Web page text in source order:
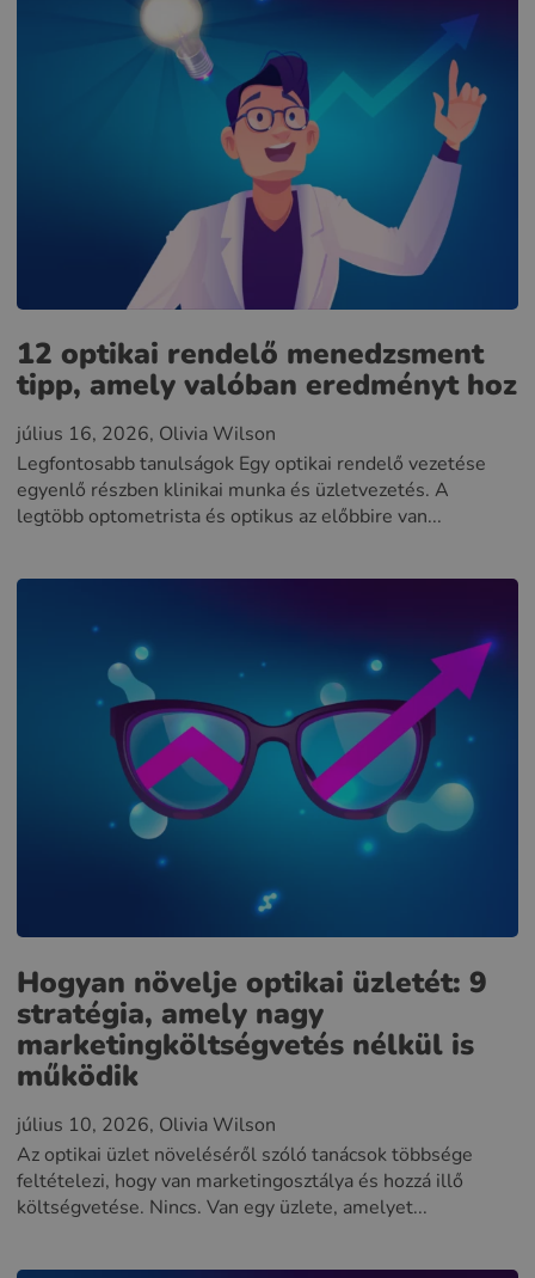
12 optikai rendelő menedzsment
tipp, amely valóban eredményt hoz
július 16, 2026, Olivia Wilson
Legfontosabb tanulságok Egy optikai rendelő vezetése
egyenlő részben klinikai munka és üzletvezetés. A
legtöbb optometrista és optikus az előbbire van...
Hogyan növelje optikai üzletét: 9
stratégia, amely nagy
marketingköltségvetés nélkül is
működik
július 10, 2026, Olivia Wilson
Az optikai üzlet növeléséről szóló tanácsok többsége
feltételezi, hogy van marketingosztálya és hozzá illő
költségvetése. Nincs. Van egy üzlete, amelyet...